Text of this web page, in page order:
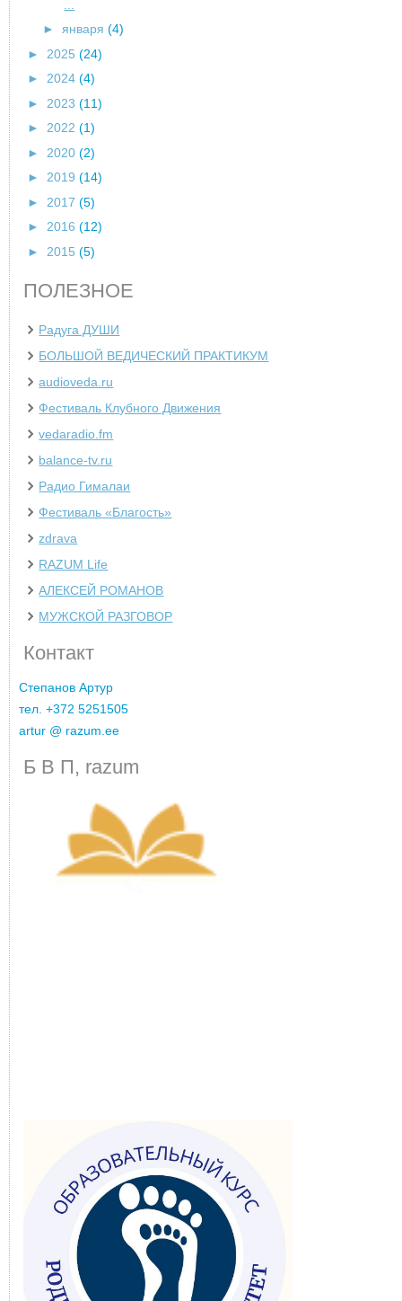
►января(4)
► 2025(24)
►2024(4)
► 2023(11)
►2022(1)
► 2020(2)
►2019(14)
► 2017(5)
►2016(12)
► 2015(5)
ПОЛЕЗНОЕ
Радуга ДУШИ
БОЛЬШОЙ ВЕДИЧЕСКИЙ ПРАКТИКУМ
audioveda.ru
Фестиваль Клубного Движения
vedaradio.fm
balance-tv.ru
Радио Гималаи
Фестиваль «Благость»
zdrava
‌RAZUM Life
АЛЕКСЕЙ РОМАНОВ
МУЖСКОЙ РАЗГОВОР
Контакт
Cтепанов Артур
тел. +372 5251505
artur @ razum.ee
Б В П, razum